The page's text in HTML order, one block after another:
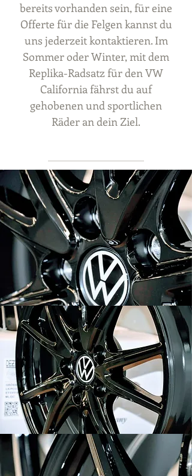
bereits vorhanden sein, für eine
Offerte für die Felgen kannst du
uns jederzeit kontaktieren. Im
Sommer oder Winter, mit dem
Replika-Radsatz für den VW
California fährst du auf
gehobenen und sportlichen
Räder an dein Ziel.